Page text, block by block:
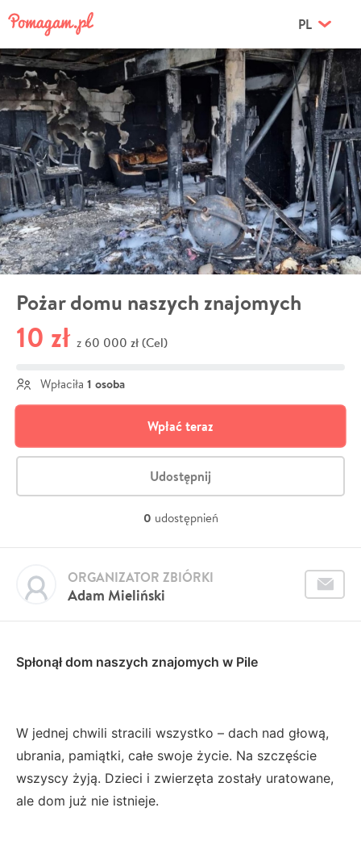
PL
Pożar domu naszych znajomych
10 zł z 60 000 zł (Cel)
Wpłaciła 1 osoba
Wpłać teraz
Udostępnij
0 udostępnień
Adam Mieliński
ORGANIZATOR ZBIÓRKI
Spłonął dom naszych znajomych w Pile
W jednej chwili stracili wszystko – dach nad głową,
ubrania, pamiątki, całe swoje życie. Na szczęście
wszyscy żyją. Dzieci i zwierzęta zostały uratowane,
ale dom już nie istnieje.